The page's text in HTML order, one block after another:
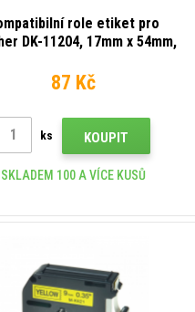
role etiket pro
DK-11204, 17mm x 54mm,
87 Kč
ks KOUPIT
SKLADEM 100 A VÍCE KUSŮ